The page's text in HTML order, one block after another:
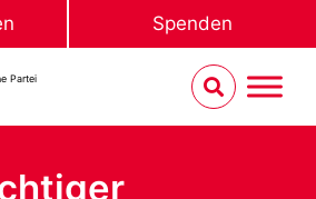
Spenden
Partei